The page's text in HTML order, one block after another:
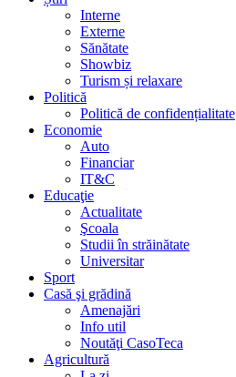
Interne
Externe
Sănătate
Showbiz
Turism și relaxare
Politică
Politică de confidențialitate
Economie
Auto
Financiar
IT&C
Educaţie
Actualitate
Şcoala
Studii în străinătate
Universitar
Sport
Casă şi grădină
Amenajări
Info util
Noutăţi CasoTeca
Agricultură